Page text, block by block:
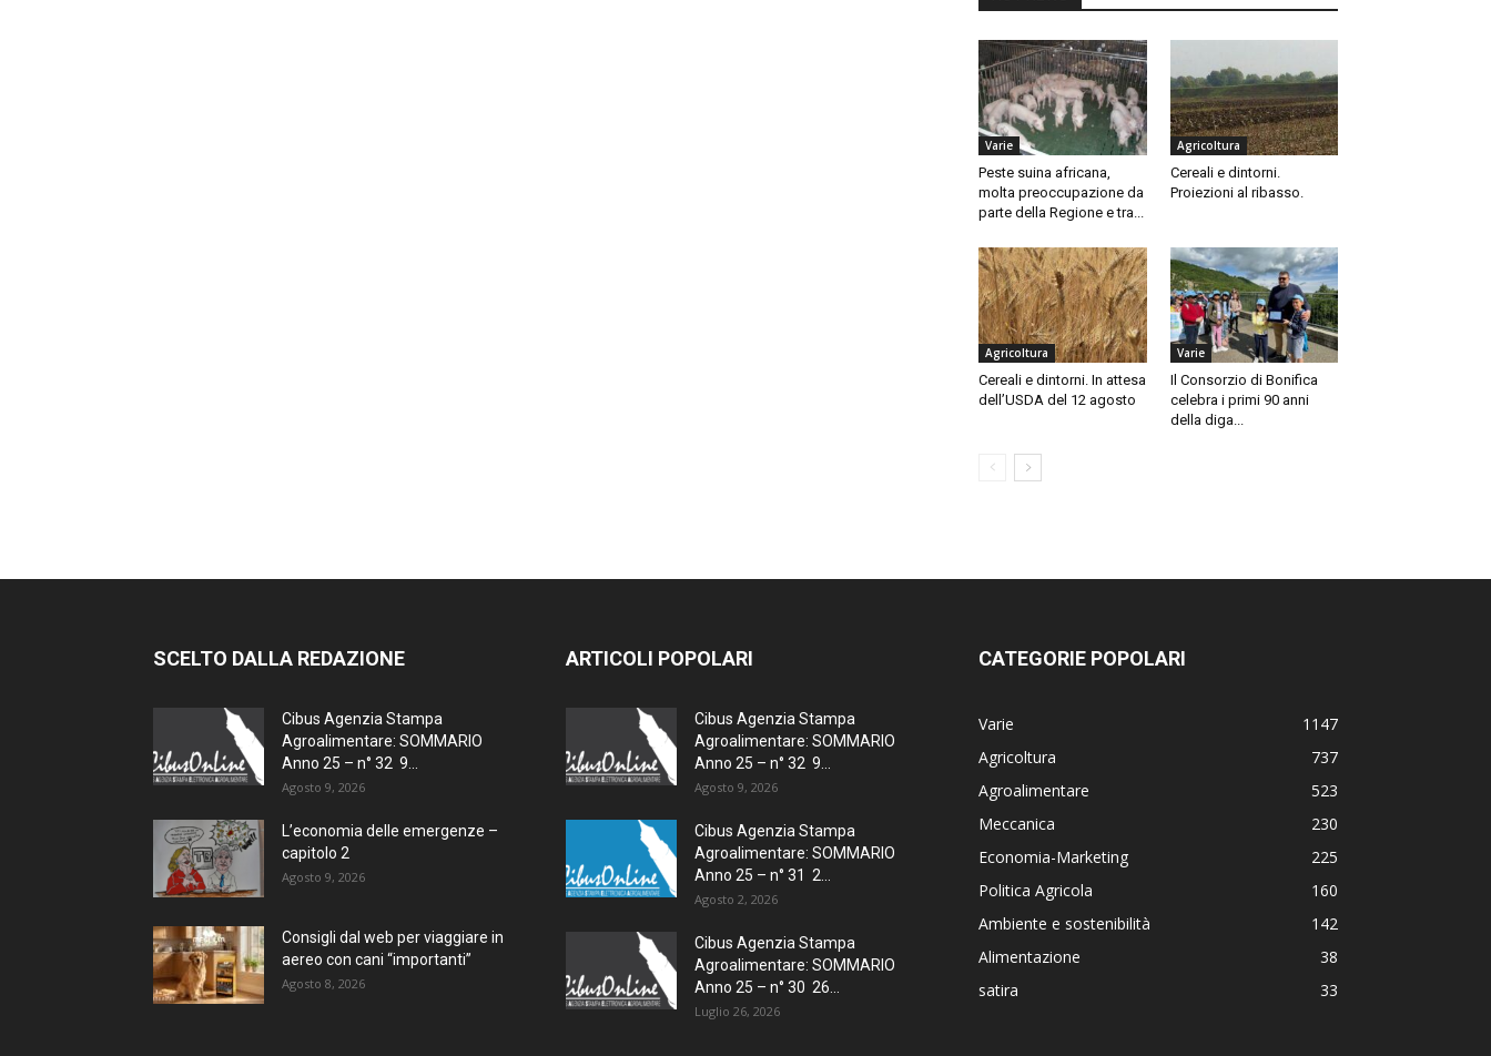
Varie
Peste suina africana,
molta preoccupazione da
parte della Regione e tra...
Agricoltura
Cereali e dintorni.
Proiezioni al ribasso.
Agricoltura
Cereali e dintorni. In attesa
dell’USDA del 12 agosto
Varie
Il Consorzio di Bonifica
celebra i primi 90 anni
della diga...
SCELTO DALLA REDAZIONE
Cibus Agenzia Stampa
Agroalimentare: SOMMARIO
Anno 25 – n° 32 9...
Agosto 9, 2026
L’economia delle emergenze –
capitolo 2
Agosto 9, 2026
Consigli dal web per viaggiare in
aereo con cani “importanti”
Agosto 8, 2026
ARTICOLI POPOLARI
Cibus Agenzia Stampa
Agroalimentare: SOMMARIO
Anno 25 – n° 32 9...
Agosto 9, 2026
Cibus Agenzia Stampa
Agroalimentare: SOMMARIO
Anno 25 – n° 31 2...
Agosto 2, 2026
Cibus Agenzia Stampa
Agroalimentare: SOMMARIO
Anno 25 – n° 30 26...
Luglio 26, 2026
CATEGORIE POPOLARI
Varie
1147
Agricoltura
737
Agroalimentare
523
Meccanica
230
Economia-Marketing
225
Politica Agricola
160
Ambiente e sostenibilità
142
Alimentazione
38
satira
33